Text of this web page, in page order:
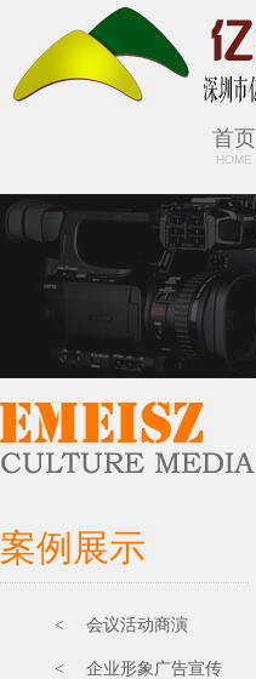
首页
HOME
案例展示
< 会议活动商演
< 企业形象广告宣传